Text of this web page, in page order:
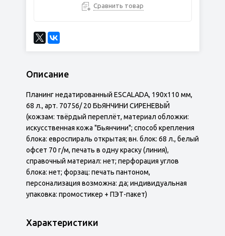
Сравнить товар
Описание
Планинг недатированный ESCALADA, 190х110 мм,
68 л., арт. 70756/ 20 БЬЯНЧИНИ СИРЕНЕВЫЙ
(кожзам: твёрдый переплёт, материал обложки:
искусственная кожа "Бьянчини"; способ крепления
блока: евроспираль открытая; вн. блок: 68 л., белый
офсет 70 г/м, печать в одну краску (линия),
справочный материал: нет; перфорация углов
блока: нет; форзац: печать пантоном,
персонализация возможна: да; индивидуальная
упаковка: промостикер + ПЭТ-пакет)
Характеристики